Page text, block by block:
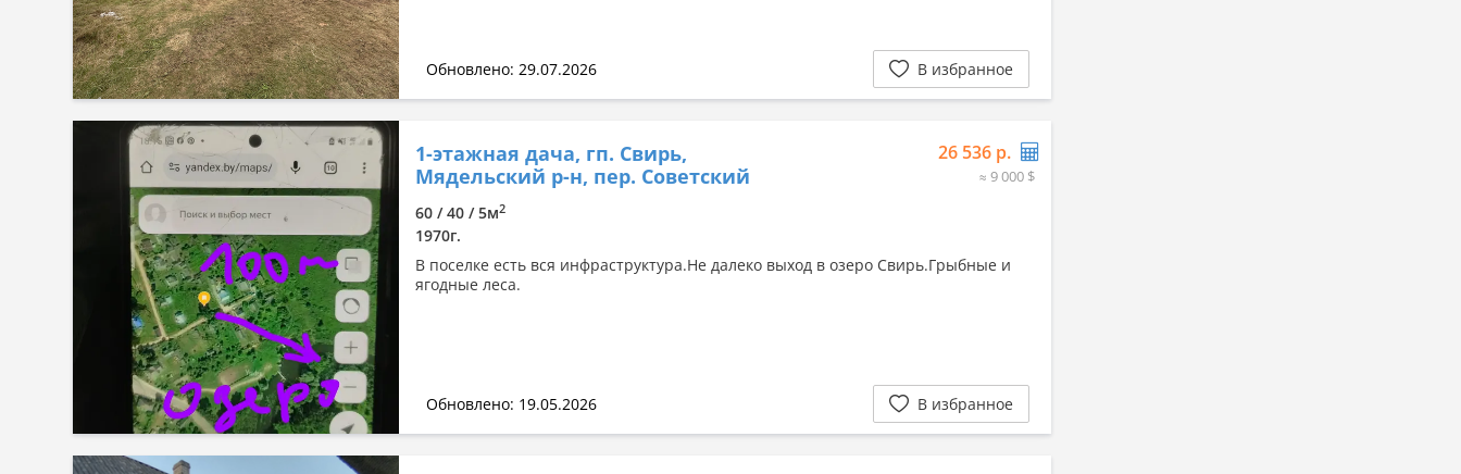
Обновлено: 29.07.2026 В избранное
1-этажная дача, гп. Свирь,
Мядельский р-н, пер. Советский
26 536 р.
≈ 9 000 $
60 / 40 / 5м2
1970г.
В поселке есть вся инфраструктура.Не далеко выход в озеро Свирь.Грыбные и
ягодные леса.
Обновлено: 19.05.2026 В избранное